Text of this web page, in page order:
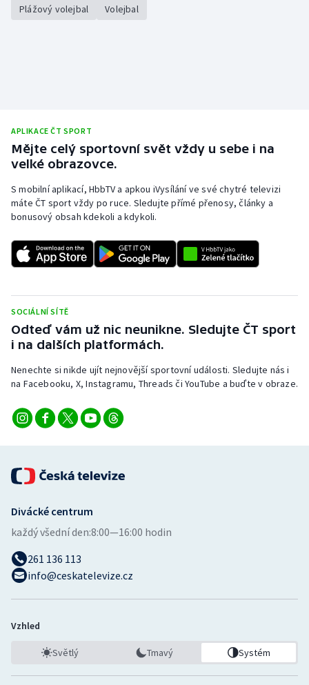
Short track
Veslování
Volejbal
Ostatní
Plážový volejbal Volejbal
APLIKACE ČT SPORT
Mějte celý sportovní svět vždy u sebe i na
velké obrazovce.
S mobilní aplikací, HbbTV a apkou iVysílání ve své chytré televizi
máte ČT sport vždy po ruce. Sledujte přímé přenosy, články a
bonusový obsah kdekoli a kdykoli.
SOCIÁLNÍ SÍTĚ
Odteď vám už nic neunikne. Sledujte ČT sport
i na dalších platformách.
Nenechte si nikde ujít nejnovější sportovní události. Sledujte nás i
na Facebooku, X, Instagramu, Threads či YouTube a buďte v obraze.
Divácké centrum
každý všední den:8:00—16:00 hodin
261 136 113
info@ceskatelevize.cz
Vzhled
Světlý Tmavý Systém